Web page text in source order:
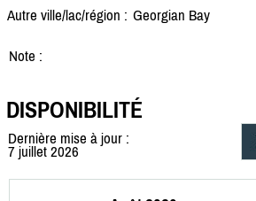
Autre ville/lac/région : Georgian Bay
Note :
DISPONIBILITÉ
Dernière mise à jour :
7 juillet 2026